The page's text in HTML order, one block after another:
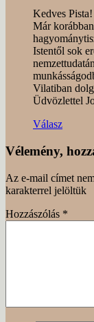
Kedves Pista!
Már
Istentől sok
Vilatiban
Üdvözlettel
Válasz
Vélemény,
Az e-mail címet
karakterrel jelöltük
Hozzászólás *